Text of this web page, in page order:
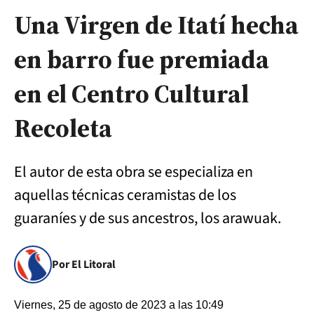
Una Virgen de Itatí hecha
en barro fue premiada
en el Centro Cultural
Recoleta
El autor de esta obra se especializa en
aquellas técnicas ceramistas de los
guaraníes y de sus ancestros, los arawuak.
Por El Litoral
Viernes, 25 de agosto de 2023 a las 10:49